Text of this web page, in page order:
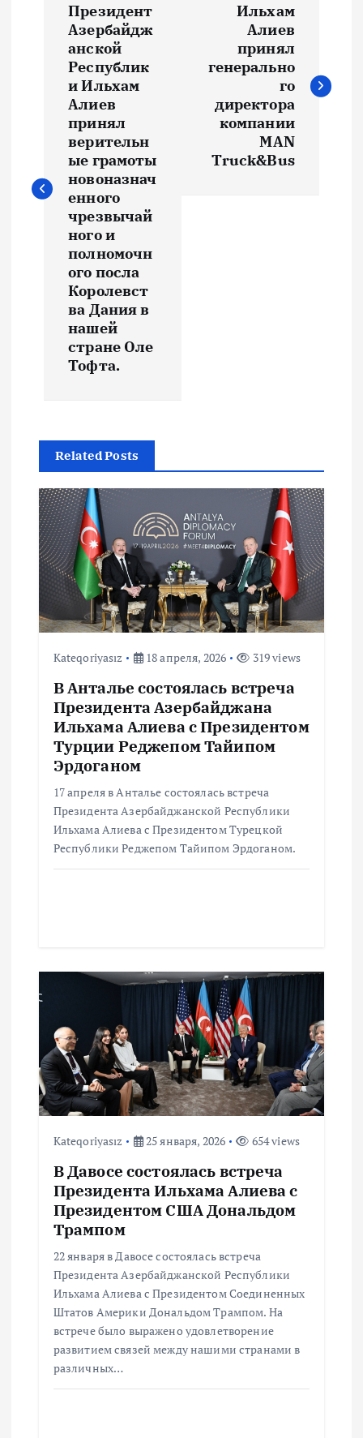
а
з
а
п
и
с
я
Президент
Азербайдж
анской
Республик
и Ильхам
Алиев
принял
верительн
ые грамоты
новоназнач
енного
чрезвычай
ного и
полномочн
ого посла
Королевст
ва Дания в
нашей
стране Оле
Тофта.
Ильхам
Алиев
принял
генерально
го
директора
компании
MAN
Truck&Bus
Related Posts
Kateqoriyasız 18 апреля, 2026 319 views
В Анталье состоялась встреча
Президента Азербайджана
Ильхама Алиева с Президентом
Турции Реджепом Тайипом
Эрдоганом
17 апреля в Анталье состоялась встреча
Президента Азербайджанской Республики
Ильхама Алиева с Президентом Турецкой
Республики Реджепом Тайипом Эрдоганом.
Kateqoriyasız 25 января, 2026 654 views
В Давосе состоялась встреча
Президента Ильхама Алиева с
Президентом США Дональдом
Трампом
22 января в Давосе состоялась встреча
Президента Азербайджанской Республики
Ильхама Алиева с Президентом Соединенных
Штатов Америки Дональдом Трампом. На
встрече было выражено удовлетворение
развитием связей между нашими странами в
различных…